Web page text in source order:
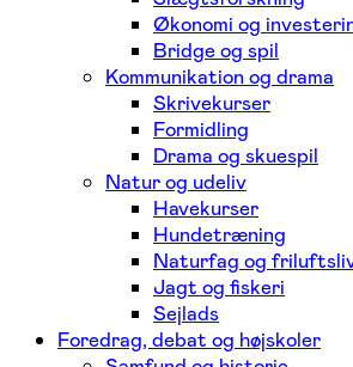
Økonomi og
Bridge og spil
Kommunikation og drama
Skrivekurser
Formidling
Drama og skuespil
Natur og udeliv
Havekurser
Hundetræning
Naturfag og
Jagt og fiskeri
Sejlads
Foredrag, debat og højskoler